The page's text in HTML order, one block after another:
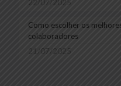
22/07/2025
Como escolher os
colaboradores
21/07/2025